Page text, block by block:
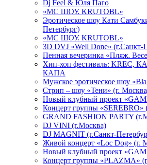
Dj Feel & Юля Паго
«МС ШОУ. KRUTOBL»
Эротическое шоу Кати
Петербург)
«МС ШОУ. KRUTOBL»
3D DVJ «Well Done» (г.Санкт-
Пенная вечеринка «Пляж.
Хип-хоп фестиваль:
КАПА
Мужское эротическое шоу
Стрип – шоу «Тени» (г.
Новый клубный проект
Концерт группы «SEREBRO»
GRAND FASHION PARTY
DJ VINI (г.Москва)
DJ MAGNIT (г.Санкт-
Живой концерт «Loc Dog» (г.
Новый клубный проект
Концерт группы «PLAZMA»